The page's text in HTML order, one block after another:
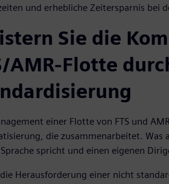
und erhebliche Zeitersparnis bei
Sie die
AMR-Flotte
einer Flotte von FTS und
die zusammenarbeitet. Was
spricht und einen eigenen
Herausforderung einer nicht